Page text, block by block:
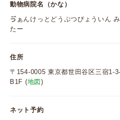
動物病院名（かな）
ゔぁんけっとどうぶつびょういん
たー
住所
〒154-0005 東京都世田谷区三宿
B1F (地図 )
ネット予約